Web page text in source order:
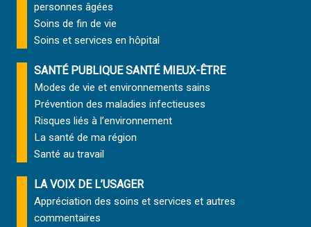
personnes âgées
Soins de fin de vie
Soins et services en hôpital
SANTÉ PUBLIQUE SANTÉ MIEUX-ÊTRE
Modes de vie et environnements sains
Prévention des maladies infectieuses
Risques liés à l’environnement
La santé de ma région
Santé au travail
LA VOIX DE L’USAGER
Appréciation des soins et services et autres
commentaires